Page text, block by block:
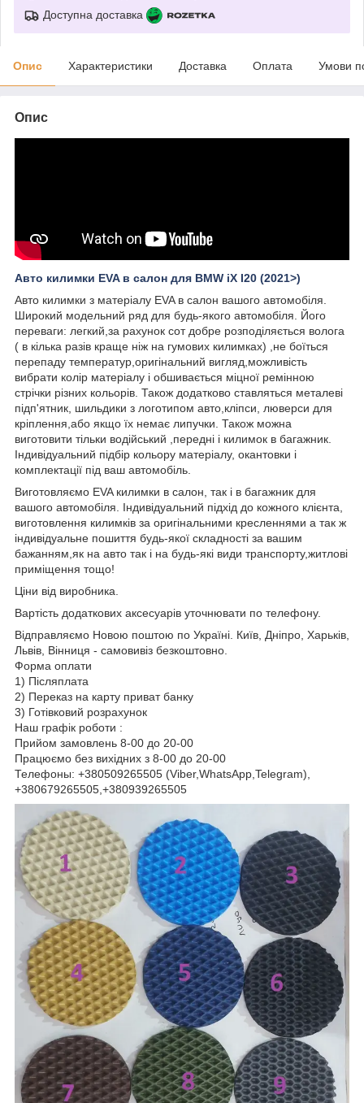
Доступна доставка
Опис Характеристики Доставка Оплата Умови
Опис
Авто килимки EVA в салон для BMW iX I20 (2021>)
Авто килимки з матеріалу EVA в салон вашого автомобіля.
Широкий модельний ряд для будь-якого автомобіля. Його
переваги: легкий,за рахунок сот добре розподіляється волога
( в кілька разів краще ніж на гумових килимках) ,не боїться
перепаду температур,оригінальний вигляд,можливість
вибрати колір матеріалу і обшивається міцної ремінною
стрічки різних кольорів. Також додатково ставляться металеві
підп'ятник, шильдики з логотипом авто,кліпси, люверси для
кріплення,або якщо їх немає липучки. Також можна
виготовити тільки водійський ,передні і килимок в багажник.
Індивідуальний підбір кольору матеріалу, окантовки і
комплектації під ваш автомобіль.
Виготовляємо EVA килимки в салон, так і в багажник для
вашого автомобіля. Індивідуальний підхід до кожного клієнта,
виготовлення килимків за оригінальними кресленнями а так ж
індивідуальне пошиття будь-якої складності за вашим
бажанням,як на авто так і на будь-які види транспорту,житлові
приміщення тощо!
Ціни від виробника.
Вартість додаткових аксесуарів уточнювати по телефону.
Відправляємо Новою поштою по Україні. Київ, Дніпро, Харьків,
Львів, Вінниця - самовивіз безкоштовно.
Форма оплати
1) Післяплата
2) Переказ на карту приват банку
3) Готівковий розрахунок
Наш графік роботи :
Прийом замовлень 8-00 до 20-00
Працюємо без вихідних з 8-00 до 20-00
Телефоны: +380509265505 (Viber,WhatsApp,Telegram),
+380679265505,+380939265505